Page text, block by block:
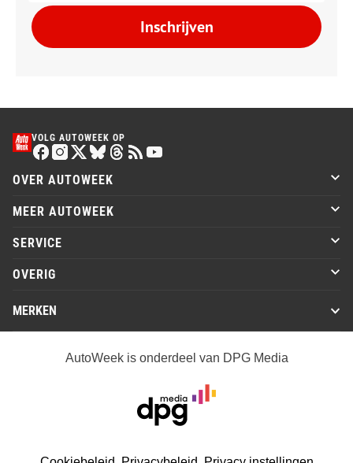
Inschrijven
VOLG AUTOWEEK OP
OVER AUTOWEEK
MEER AUTOWEEK
SERVICE
OVERIG
MERKEN
AutoWeek is onderdeel van DPG Media